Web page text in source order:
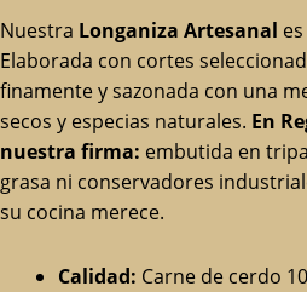
Nuestra Longaniza Artesanal
Elaborada con cortes
finamente y sazonada con una
secos y especias naturales. En
nuestra firma: embutida en
grasa ni conservadores
su cocina merece.
Calidad: Carne de cerdo